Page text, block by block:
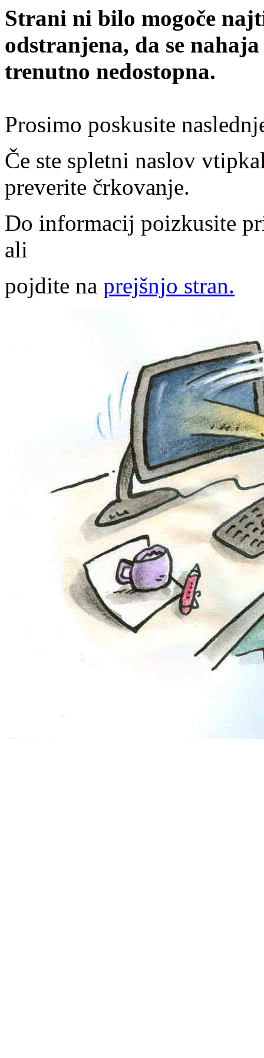
Strani ni bilo mogoče
odstranjena, da se
trenutno nedostopna.
Prosimo poskusite
Če ste spletni naslov
preverite črkovanje.
Do informacij poizkusite
ali
pojdite na prejšnjo stran.